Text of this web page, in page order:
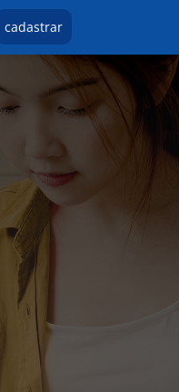
cadastrar